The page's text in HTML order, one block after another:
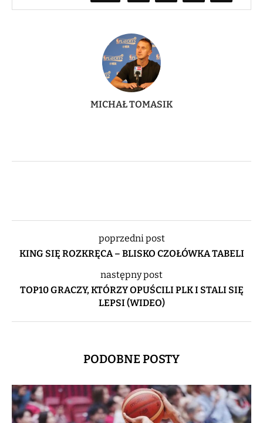
MICHAŁ TOMASIK
poprzedni post
KING SIĘ ROZKRĘCA – BLISKO CZOŁÓWKA TABELI
następny post
TOP10 GRACZY, KTÓRZY OPUŚCILI PLK I STALI SIĘ
LEPSI (WIDEO)
PODOBNE POSTY